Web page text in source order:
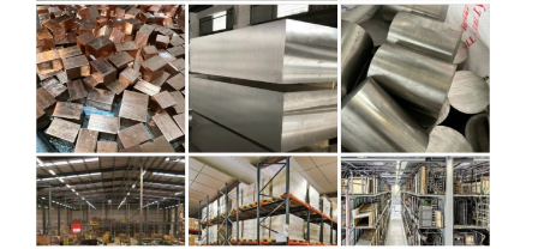
Nhóm thép này được sử dụng trong sản xuất
bánh răng, trục, khuôn, chi tiết máy công
nghiệp, nơi yêu cầu cao về độ bền và độ chính
xác.
Ứng dụng của thép và thép hợp kim
trong thực tế